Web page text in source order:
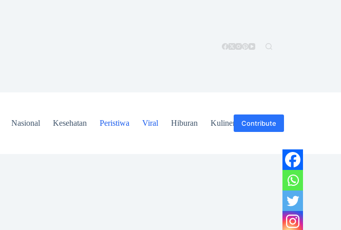
Nasional Kesehatan Peristiwa Viral Hiburan Kuliner Hukum
Contribute